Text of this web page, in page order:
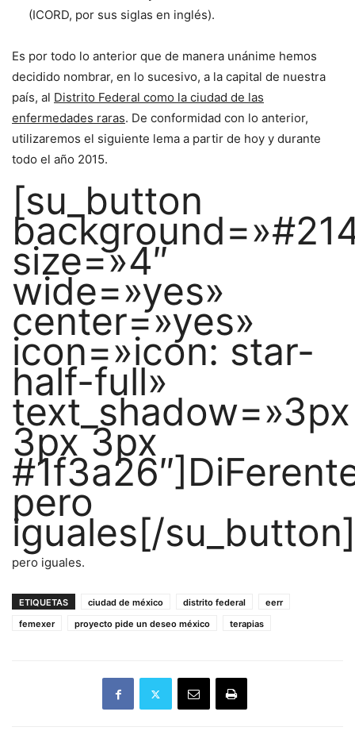
(ICORD, por sus siglas en inglés).
Es por todo lo anterior que de manera unánime hemos
decidido nombrar, en lo sucesivo, a la capital de nuestra
país, al Distrito Federal como la ciudad de las
enfermedades raras. De conformidad con lo anterior,
utilizaremos el siguiente lema a partir de hoy y durante
todo el año 2015.
[su_button
size=»4″
wide=»yes»
center=»yes»
icon=»icon: star-
half-full»
text_shadow=»3px
3px 3px
pero
iguales[/
pero iguales.
ETIQUETAS ciudad de méxico distrito federal
eerr
femexer
proyecto pide un deseo méxico terapias